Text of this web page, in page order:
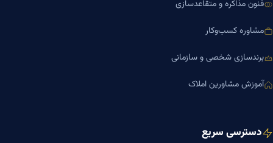
فنون مذاکره و متقاعدسازی
مشاوره کسب‌وکار
برندسازی شخصی و سازمانی
آموزش مشاورین املاک
دسترسی سریع